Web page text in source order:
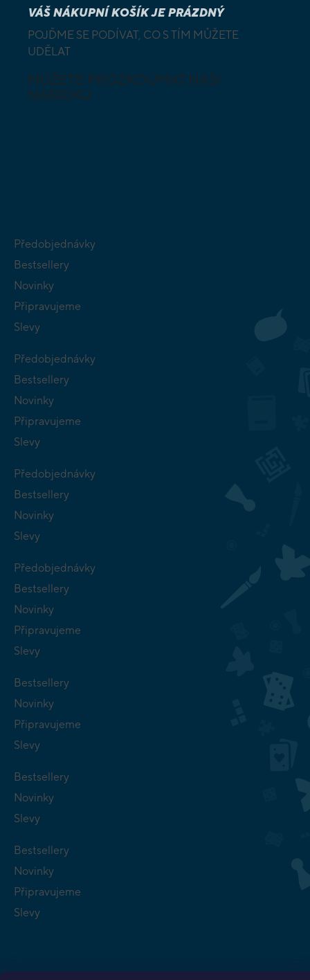
VÁŠ NÁKUPNÍ KOŠÍK JE PRÁZDNÝ
POJĎME SE PODÍVAT, CO S TÍM MŮŽETE
UDĚLAT
MŮŽETE PROZKOUMAT NAŠI
NABÍDKU
Předobjednávky
Bestsellery
Novinky
Připravujeme
Slevy
Předobjednávky
Bestsellery
Novinky
Připravujeme
Slevy
Předobjednávky
Bestsellery
Novinky
Slevy
Předobjednávky
Bestsellery
Novinky
Připravujeme
Slevy
Bestsellery
Novinky
Připravujeme
Slevy
Bestsellery
Novinky
Slevy
Bestsellery
Novinky
Připravujeme
Slevy